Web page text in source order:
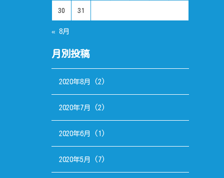
30 31
« 8月
月別投稿
2020年8月 (2)
2020年7月 (2)
2020年6月 (1)
2020年5月 (7)